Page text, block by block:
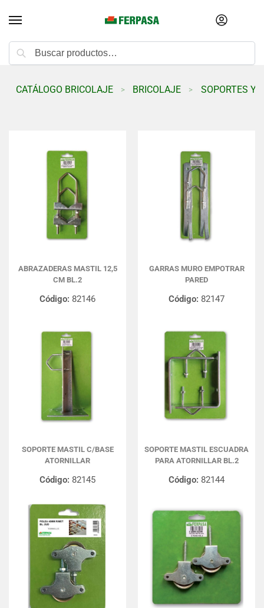
CATÁLOGO BRICOLAJE > BRICOLAJE > SOPORTES Y
ABRAZADERAS MASTIL 12,5
CM BL.2
Código: 82146
GARRAS MURO EMPOTRAR
PARED
Código: 82147
SOPORTE MASTIL C/BASE
ATORNILLAR
Código: 82145
SOPORTE MASTIL ESCUADRA
PARA ATORNILLAR BL.2
Código: 82144